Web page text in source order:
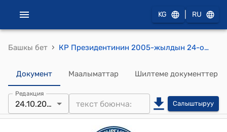
KG RU
Башкы бет › КР Президентинин 2005-жылдын 24-октябрындагы ПЖ № 481 "А.Р.Тохтоходжаевге дипломатиялык ранг берүү жөнүндө" Жарлыгы
Документ Маалыматтар Шилтеме документтер
Редакция
24.10.2005 Салыштыруу